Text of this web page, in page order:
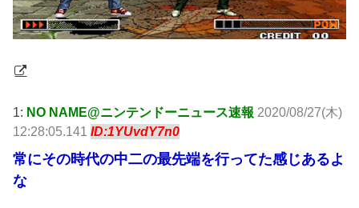
1: NO NAME@ニンテンドーニュース速報 2020/08/27(木)
12:28:05.141ID:1YUvdY7n0
常にその時代の中二の最先端を行ってた感じあるよ
な